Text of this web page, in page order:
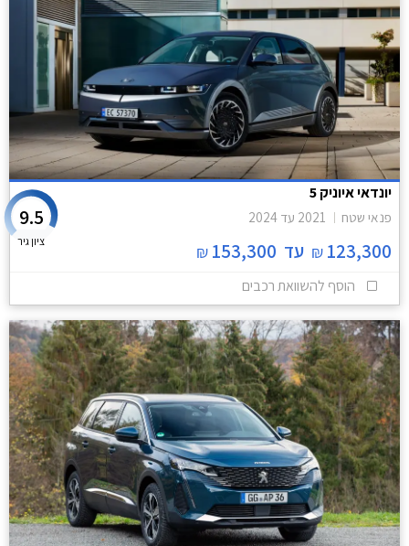
יונדאי איוניק 5
פנאי שטח 2021 עד 2024
123,300
₪ עד 153,300
₪
9.5
ציון גיר
הוסף להשוואת רכבים